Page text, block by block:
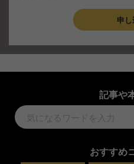
申
記事や
おすすめ